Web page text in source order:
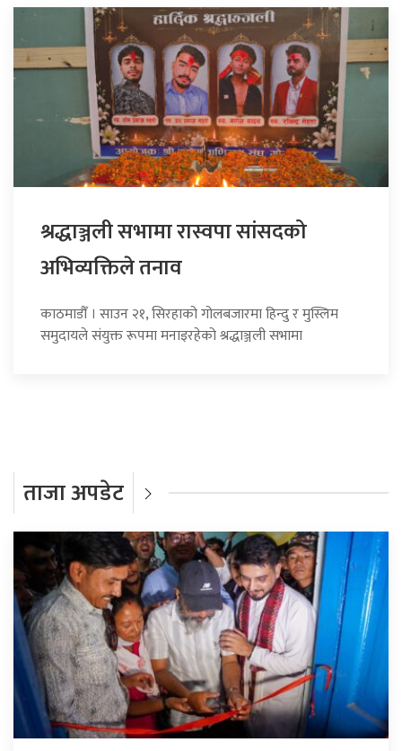
श्रद्धाञ्जली सभामा रास्वपा सांसदको
अभिव्यक्तिले तनाव
काठमाडौँ । साउन २१, सिरहाको गोलबजारमा हिन्दु र मुस्लिम
समुदायले संयुक्त रूपमा मनाइरहेको श्रद्धाञ्जली सभामा
ताजा अपडेट